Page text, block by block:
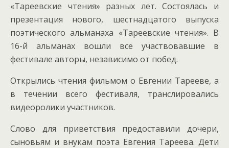
«Тареевские чтения» разных лет. Состоялась и
презентация нового, шестнадцатого выпуска
поэтического альманаха «Тареевские чтения». В
16-й альманах вошли все участвовавшие в
фестивале авторы, независимо от побед.
Открылись чтения фильмом о Евгении Тарееве, а
в течении всего фестиваля, транслировались
видеоролики участников.
Слово для приветствия предоставили дочери,
сыновьям и внукам поэта Евгения Тареева. Дети